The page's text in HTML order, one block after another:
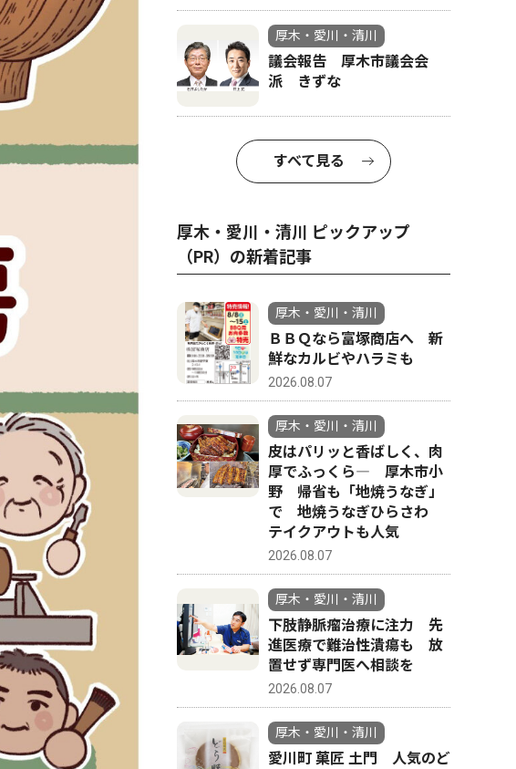
厚木・愛川・清川
議会報告 厚木市議会会
派 きずな
すべて見る
厚木・愛川・清川 ピックアップ
（PR）の新着記事
厚木・愛川・清川
ＢＢＱなら富塚商店へ 新
鮮なカルビやハラミも
2026.08.07
厚木・愛川・清川
皮はパリッと香ばしく、肉
厚でふっくら― 厚木市小
野 帰省も「地焼うなぎ」
で 地焼うなぎひらさわ
テイクアウトも人気
2026.08.07
厚木・愛川・清川
下肢静脈瘤治療に注力 先
進医療で難治性潰瘍も 放
置せず専門医へ相談を
2026.08.07
厚木・愛川・清川
愛川町 菓匠 土門 人気のど